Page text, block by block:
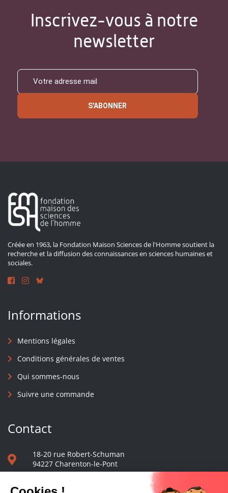
Inscrivez-vous à notre
newsletter
S'ABONNER
Créée en 1963, la Fondation Maison Sciences de l'Homme soutient la
recherche et la diffusion des connaissances en sciences humaines et
sociales.
Informations
Mentions légales
Conditions générales de ventes
Qui sommes-nous
Suivre une commande
Contact
18-20 rue Robert-Schuman
94227 Charenton-le-Pont